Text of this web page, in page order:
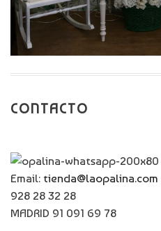
CONTACTO
Email: tienda@laopalina.com
928 28 32 28
MADRID 91 091 69 78